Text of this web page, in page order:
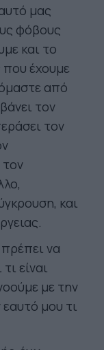
μας
φόβους
και το
έχουμε
από
τον
τον
τον
και
να
είναι
με την
μου τι